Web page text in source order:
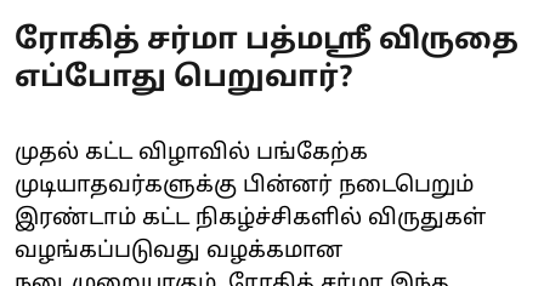
ரோகித் சர்மா பத்மஸ்ரீ விருதை
எப்போது பெறுவார்?
முதல் கட்ட விழாவில் பங்கேற்க
முடியாதவர்களுக்கு பின்னர் நடைபெறும்
இரண்டாம் கட்ட நிகழ்ச்சிகளில் விருதுகள்
வழங்கப்படுவது வழக்கமான